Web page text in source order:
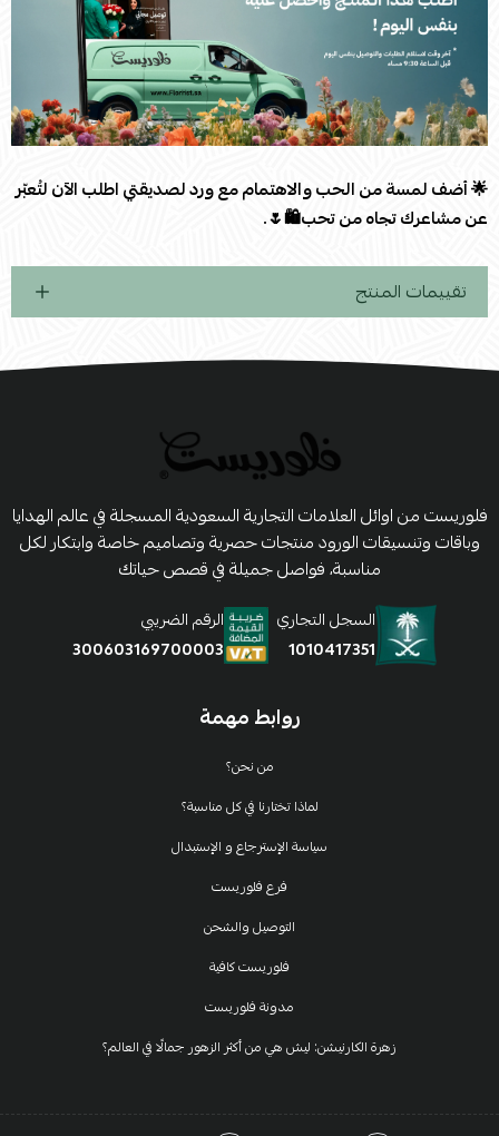
🌟 أضف لمسة من الحب والاهتمام مع ورد لصديقتي اطلب الآن لتُعبّر
عن مشاعرك تجاه من تحب🛍️🌷.
تقييمات المنتج
روابط مهمة
من نحن؟
لماذا تختارنا في كل مناسبة؟
سياسة الإسترجاع و الإستبدال
فرع فلوريست
التوصيل والشحن
فلوريست كافية
مدونة فلوريست
زهرة الكارنيشن: ليش هي من أكثر الزهور جمالًا في العالم؟
فلوريست من اوائل العلامات التجارية السعودية المسجلة في عالم الهدايا
وباقات وتنسيقات الورود منتجات حصرية وتصاميم خاصة وابتكار لكل
مناسبة، فواصل جميلة في قصص حياتك
السجل التجاري
1010417351
الرقم الضريبي
300603169700003